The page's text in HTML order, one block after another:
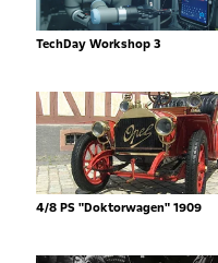
TechDay Workshop 3
4/8 PS "Doktorwagen" 1909